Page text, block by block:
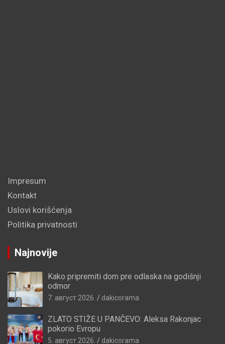
Impresum
Kontakt
Uslovi korišćenja
Politika privatnosti
Najnovije
Kako pripremiti dom pre odlaska na godišnji
odmor
7. август 2026. dakicorama
ZLATO STIŽE U PANČEVO: Aleksa Rakonjac
pokorio Evropu
5. август 2026. dakicorama